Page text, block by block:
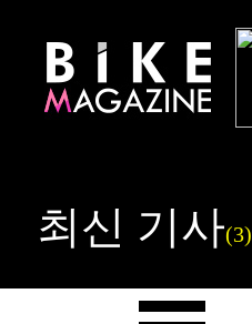
최신 기사(3)